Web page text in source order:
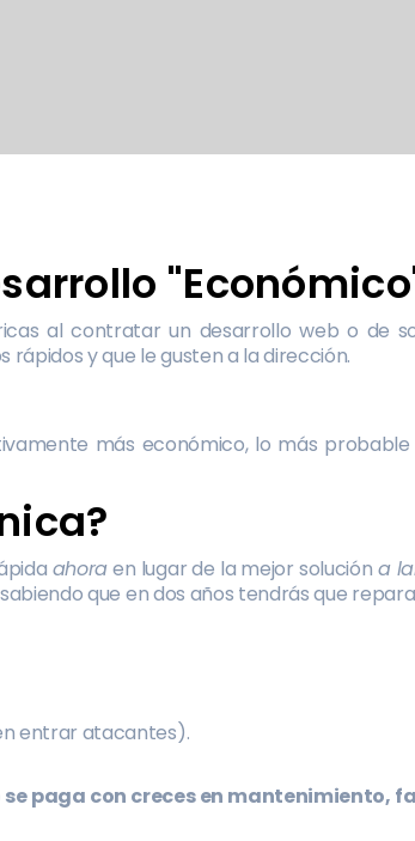
al contratar un desarrollo web o de
rápidos y que le gusten a la dirección.
más económico, lo más
ahoraen lugar de la mejor solución a
que en dos años tendrás que
entrar atacantes).
paga con creces en mantenimiento,